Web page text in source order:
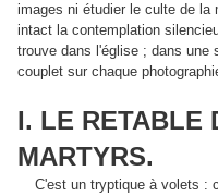
images ni étudier le culte de la
intact la contemplation
trouve dans l'église ; dans une
couplet sur chaque
I. LE RETABLE
MARTYRS.
C'est un tryptique à volets :